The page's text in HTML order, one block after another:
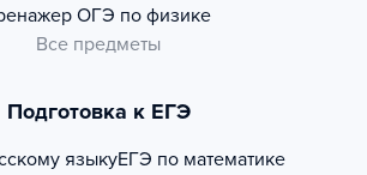
ОГЭ по физике
Все предметы
Подготовка к ЕГЭ
языкуЕГЭ по математике